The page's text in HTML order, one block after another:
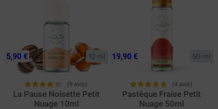
10 ml
(9 avis)
La Pause Noisette Petit
Nuage 10ml
5,90 € 50 ml
(4 avis)
Pastèque Fraise Petit
Nuage 50ml
19,90 €